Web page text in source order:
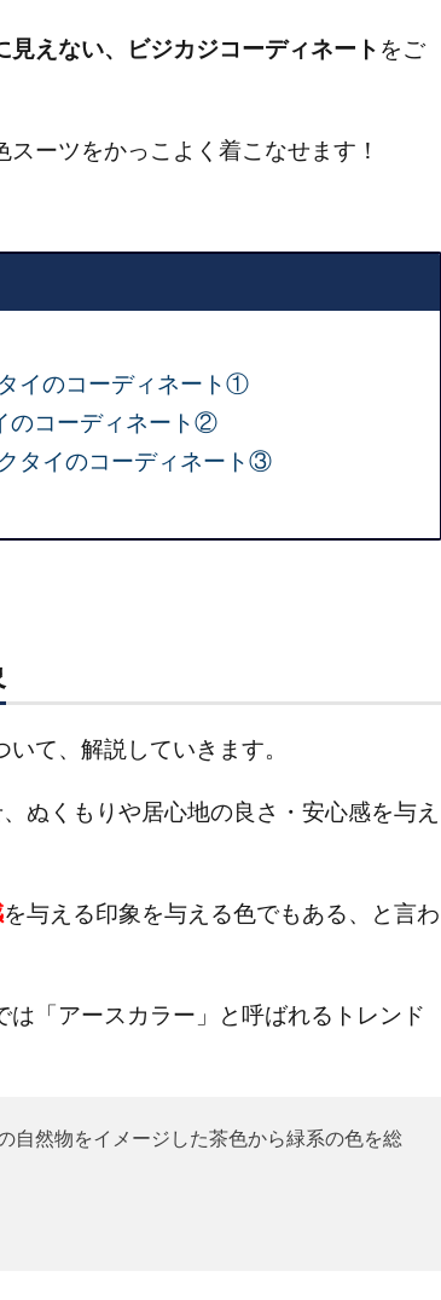
えない、ビジカジコーディネート をご
ーツをかっこよく着こなせます！
イのコーディネート①
のコーディネート②
タイのコーディネート③
いて、解説していきます。
ぬくもりや居心地の良さ・安心感を与え
を与える印象を与える色でもある、と言わ
「アースカラー」と呼ばれるトレンド
自然物をイメージした茶色から緑系の色を総